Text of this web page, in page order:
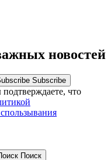
новостей
Subscribe
что
Поиск